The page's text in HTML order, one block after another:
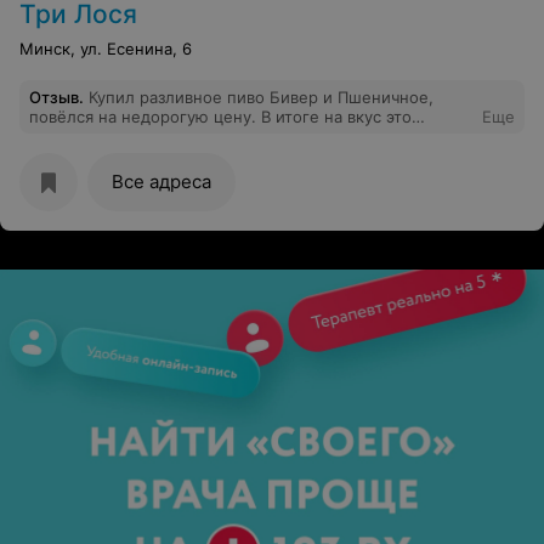
Три Лося
Минск, ул. Есенина, 6
Отзыв. Купил разливное пиво Бивер и Пшеничное,
повёлся на недорогую цену. В итоге на вкус это
было.
Еще
Все адреса